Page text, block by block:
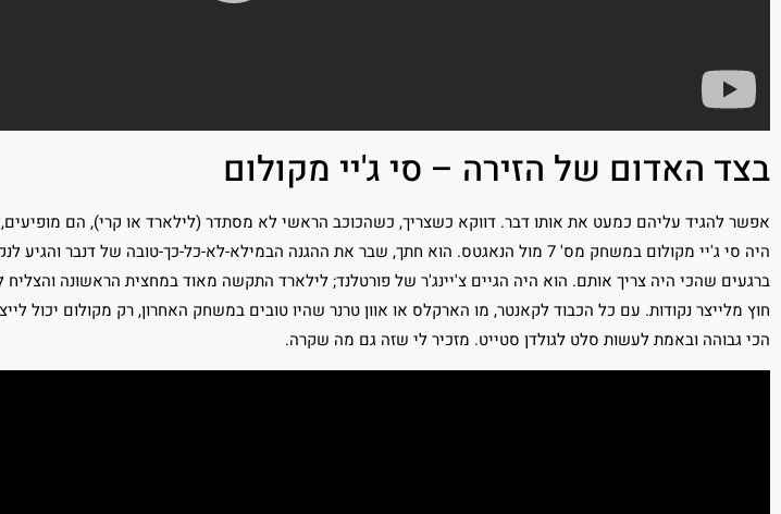
בצד האדום של הזירה – סי ג'יי מקולום
אפשר להגיד עליהם כמעט את אותו דבר. דווקא כשצריך, כשהכוכב הראשי לא מסתדר (לילארד או קרי), הם
היה סי ג'יי מקולום במשחק מס' 7 מול הנאגטס. הוא חתך, שבר את ההגנה הבמילא-לא-כל-כך-טובה של דנבר והגיע
ברגעים שהכי היה צריך אותם. הוא היה הגיים צ'יינג'ר של פורטלנד; לילארד התקשה מאוד במחצית הראשונה
חוץ מלייצר נקודות. עם כל הכבוד לקאנטר, מו הארקלס או אוון טרנר שהיו טובים במשחק האחרון, רק מקולום יכול
הכי גבוהה ובאמת לעשות סלט לגולדן סטייט. מזכיר לי שזה גם מה שקרה.